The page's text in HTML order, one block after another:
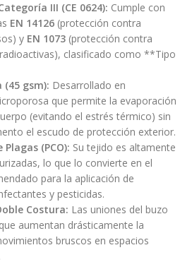
III (CE 0624): Cumple con
EN 14126 (protección contra
y EN 1073 (protección contra
clasificado como **Tipo
gsm): Desarrollado en
que permite la evaporación
(evitando el estrés térmico) sin
el escudo de protección exterior.
(PCO): Su tejido es altamente
lo que lo convierte en el
para la aplicación de
y pesticidas.
Costura: Las uniones del buzo
aumentan drásticamente la
bruscos en espacios